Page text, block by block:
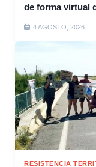
de forma virtual
4 AGOSTO, 2026
RESISTENCIA